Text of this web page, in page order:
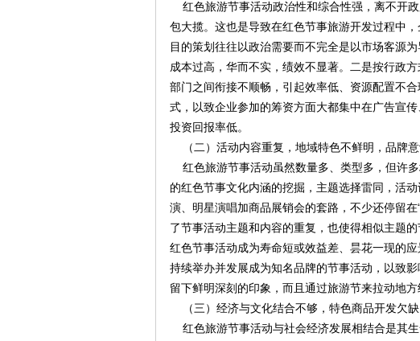
红色旅游节事活动政治性和综合性强，离不开
包大揽。这也是导致在红色节事旅游开发过程中
目的策划往往以政治需要而不完全是以市场客源
成本过高，华而不实，绩效不显著。二是按行政
部门之间衔接不顺畅，引起效率低、资源配置不
式，以致企业参加的筹资方面大都集中在广告宣
投资回报率低。
（二）活动内容重复，地域特色不鲜明，品牌意
红色旅游节事活动虽然数量多、类型多，但许
的红色节事文化内涵的挖掘，主题选择雷同，活
演、明星演唱加商品展销会的套路，不少还停留
了节事活动主题和内容的重复，也使得相似主题
红色节事活动成为寿命短或效益差、昙花一现的
持续举办并发展成为知名品牌的节事活动，以致
留下鲜明深刻的印象，而且通过旅游节来拉动地方
（三）经济与文化结合不够，特色商品开发欠缺
红色旅游节事活动与社会经济发展相结合是其